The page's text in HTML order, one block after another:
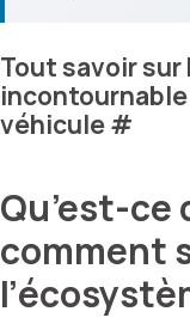
Tout savoir sur
véhicule#
Qu’est-ce
comment